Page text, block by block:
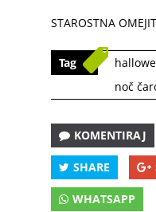
STAROSTNA
Tag
noč
KOMENTIRAJ
SHARE
WHATSAPP